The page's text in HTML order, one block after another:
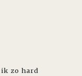
zo hard